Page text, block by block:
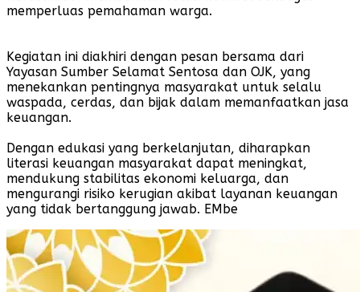
memperluas pemahaman warga.
Kegiatan ini diakhiri dengan pesan bersama dari
Yayasan Sumber Selamat Sentosa dan OJK, yang
menekankan pentingnya masyarakat untuk selalu
waspada, cerdas, dan bijak dalam memanfaatkan jasa
keuangan.
Dengan edukasi yang berkelanjutan, diharapkan
literasi keuangan masyarakat dapat meningkat,
mendukung stabilitas ekonomi keluarga, dan
mengurangi risiko kerugian akibat layanan keuangan
yang tidak bertanggung jawab. EMbe